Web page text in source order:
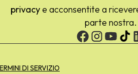
privacye acconsentite a
parte nostra.
DI SERVIZIO